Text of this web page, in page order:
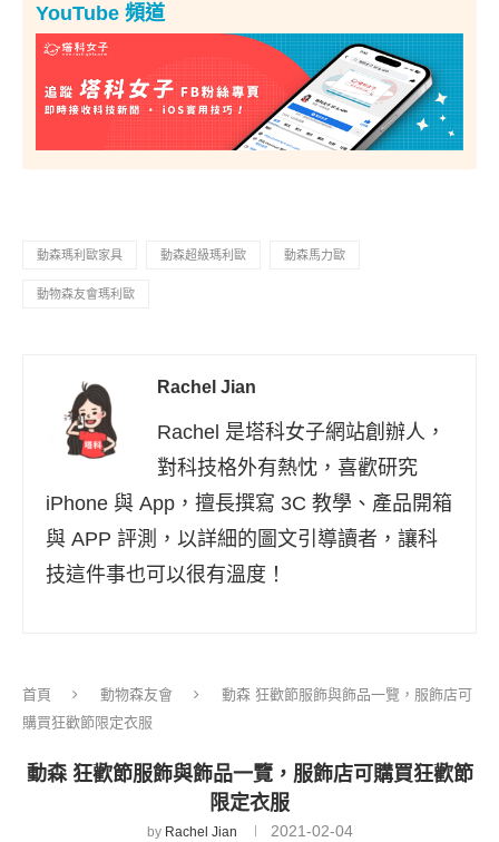
YouTube 頻道
動森瑪利歐家具 動森超級瑪利歐 動森馬力歐
動物森友會瑪利歐
Rachel Jian
Rachel 是塔科女子網站創辦人，
對科技格外有熱忱，喜歡研究
iPhone 與 App，擅長撰寫 3C 教學、產品開箱
與 APP 評測，以詳細的圖文引導讀者，讓科
技這件事也可以很有溫度！
首頁 動物森友會
動森 狂歡節服飾與飾品一覽，服飾店可
購買狂歡節限定衣服
動森 狂歡節服飾與飾品一覽，服飾店可購買狂歡節
限定衣服
by Rachel Jian 2021-02-04